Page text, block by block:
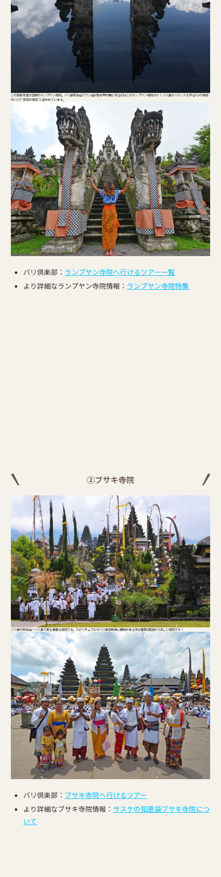
この反転写真が話題のランプヤン寺院。バリ島総本山アグン山が割れ門の間に写るのはこのランプヤン寺院だけ！ バリ島のバランスを守る9つの寺院
の1つで"天空の寺院"と言われています。
バリ倶楽部： ランプヤン寺院へ行けるツアー一覧
より詳細なランプヤン寺院情報： ランプヤン寺院特集
②ブサキ寺院
バリ島の総本山！バリ島で最も重要な寺院です。スピリチュアルやバリ島宗教感に興味がある方は是非1度訪れてほしい寺院です！
バリ倶楽部： ブサキ寺院へ行けるツアー
より詳細なブサキ寺院情報： サスケの知恵袋ブサキ寺院につ
いて